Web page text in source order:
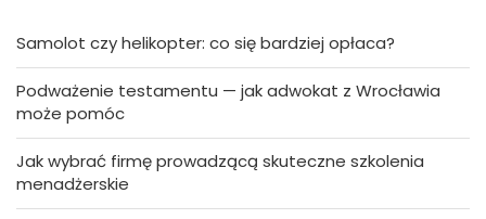
Samolot czy helikopter: co się bardziej opłaca?
Podważenie testamentu — jak adwokat z Wrocławia
może pomóc
Jak wybrać firmę prowadzącą skuteczne szkolenia
menadżerskie